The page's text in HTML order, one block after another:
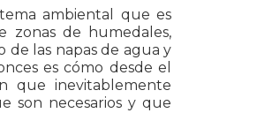
ambiental que es
zonas de humedales,
de las napas de agua y
es cómo desde el
que inevitablemente
son necesarios y que